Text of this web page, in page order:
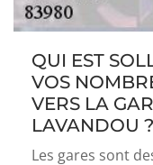
QUI EST
VOS
VERS LA
LAVANDOU ?
Les gares sont